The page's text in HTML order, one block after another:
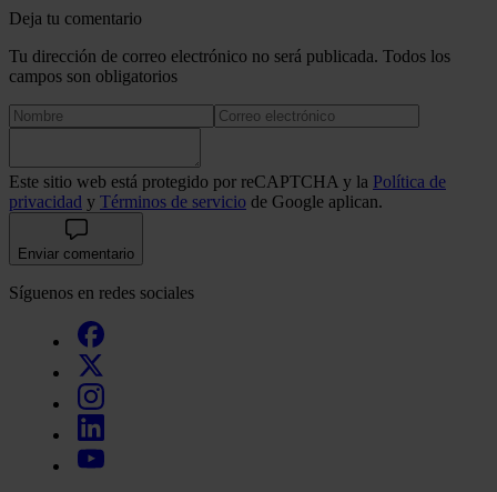
Deja tu comentario
Tu dirección de correo electrónico no será publicada. Todos los
campos son obligatorios
Este sitio web está protegido por reCAPTCHA y la Política de
privacidad y Términos de servicio de Google aplican.
Enviar comentario
Síguenos en redes sociales